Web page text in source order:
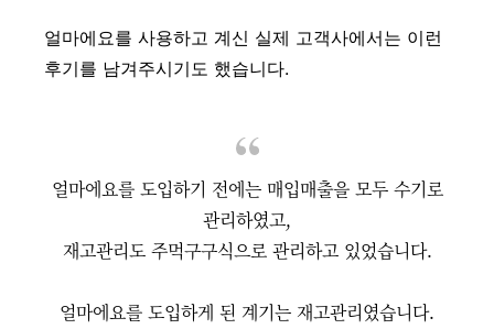
얼마에요를 사용하고 계신 실제 고객사에서는 이런
후기를 남겨주시기도 했습니다.
얼마에요를 도입하기 전에는 매입매출을 모두 수기로
관리하였고,
재고관리도 주먹구구식으로 관리하고 있었습니다.
얼마에요를 도입하게 된 계기는 재고관리였습니다.